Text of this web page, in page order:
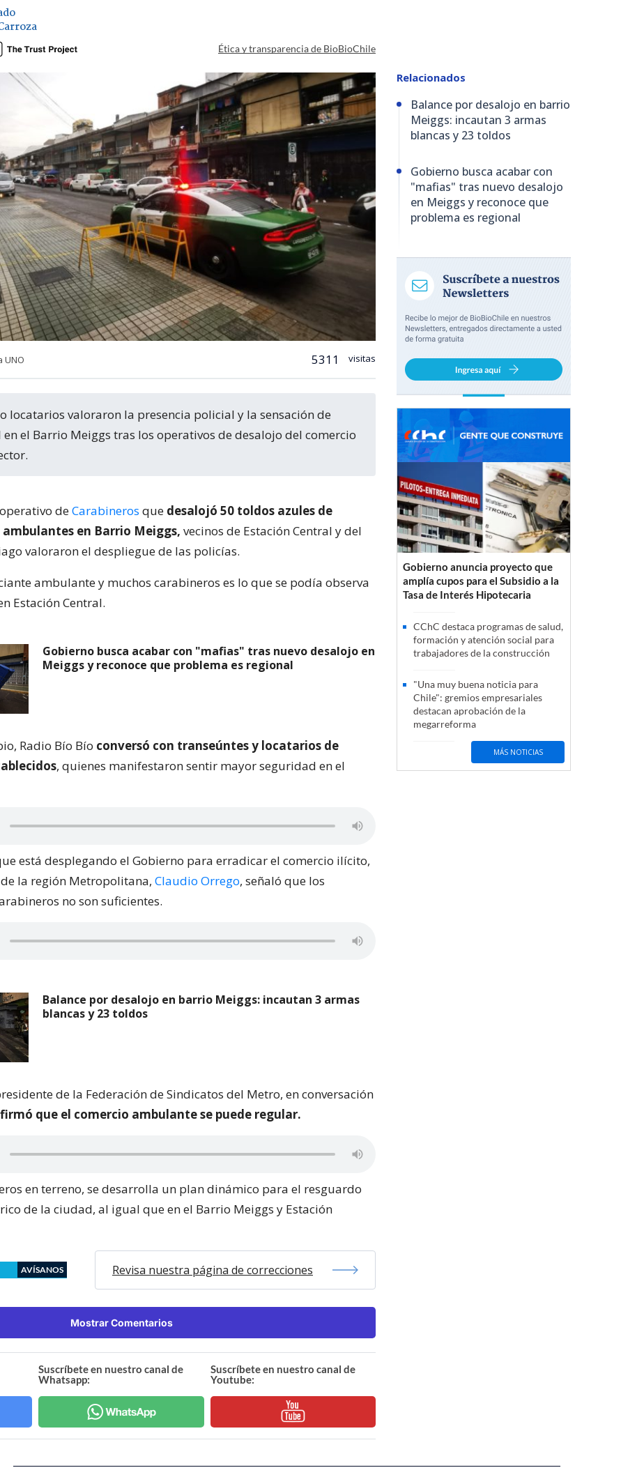
Ética y transparencia de BioBioChile
UNO 5311 visitas
el Barrio Meiggs tras los operativos de desalojo del comercio
deCarabineros que desalojó 50 toldos azules de
en Barrio Meiggs, vecinos de Estación Central y del
valoraron el despliegue de las policías.
ambulante y muchos carabineros es lo que se podía observa
Estación Central.
Gobierno busca acabar con "mafias" tras nuevo desalojo en
Meiggs y reconoce que problema es regional
Radio Bío Bío conversó con transeúntes y locatarios de
, quienes manifestaron sentir mayor seguridad en el
está desplegando el Gobierno para erradicar el comercio ilícito,
la región Metropolitana, Claudio Orrego, señaló que los
no son suficientes.
Balance por desalojo en barrio Meiggs: incautan 3 armas
blancas y 23 toldos
de la Federación de Sindicatos del Metro, en conversación
que el comercio ambulante se puede regular.
en terreno, se desarrolla un plan dinámico para el resguardo
de la ciudad, al igual que en el Barrio Meiggs y Estación
AVÍSANOS Revisa nuestra página de correcciones
Mostrar Comentarios
Suscríbete en nuestro canal de
Whatsapp:
Suscríbete en nuestro canal de
Youtube:
Relacionados
Balance por desalojo en barrio
Meiggs: incautan 3 armas
blancas y 23 toldos
Gobierno busca acabar con
"mafias" tras nuevo desalojo
en Meiggs y reconoce que
problema es regional
Gobierno anuncia proyecto que
amplía cupos para el Subsidio a la
Tasa de Interés Hipotecaria
CChC destaca programas de salud,
formación y atención social para
trabajadores de la construcción
"Una muy buena noticia para
Chile": gremios empresariales
destacan aprobación de la
megarreforma
MÁS NOTICIAS